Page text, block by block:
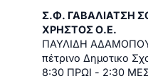
Σ.Φ. ΓΑΒΑΛΙΑΤΣΗ
ΧΡΗΣΤΟΣ Ο.Ε.
ΠΑΥΛΙΔΗ
πέτρινο Δημοτικο
8:30 ΠΡΩΙ - 2:30